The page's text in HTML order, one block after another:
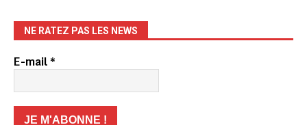
NE RATEZ PAS LES NEWS
E-mail*